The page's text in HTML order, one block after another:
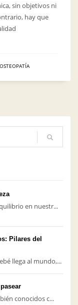
sin objetivos ni
hay que
OSTEOPATÍA
en nuestr...
Pilares del
llega al mundo,...
conocidos c...